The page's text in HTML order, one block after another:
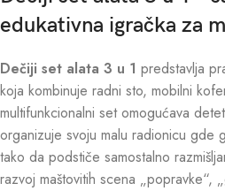
edukativna igračka za
Dečiji set alata 3 u 1 predstavlja
koja kombinuje radni sto, mobilni
multifunkcionalni set omogućava
organizuje svoju malu radionicu gde
tako da podstiče samostalno
razvoj maštovitih scena „popravke“,